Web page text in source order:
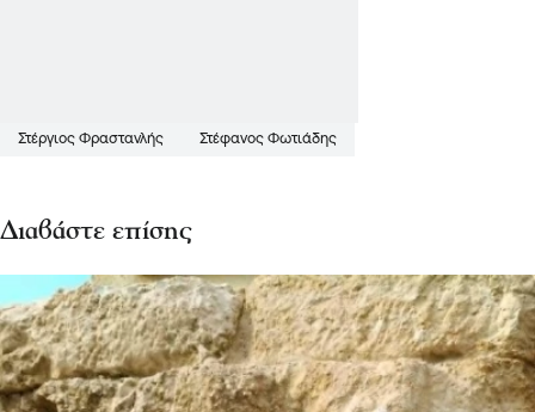
Στέργιος Φραστανλής Στέφανος Φωτιάδης
Διαβάστε επίσης